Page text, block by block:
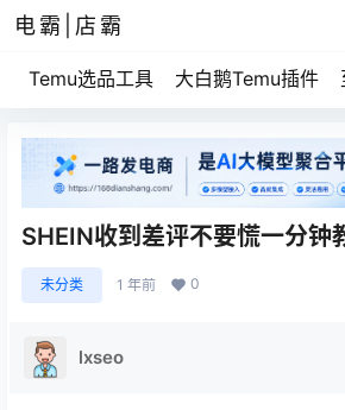
电霸|店霸
Temu选品工具 大白鹅Temu插件
SHEIN收到差评不要慌一分钟
未分类 1 年前 0
lxseo